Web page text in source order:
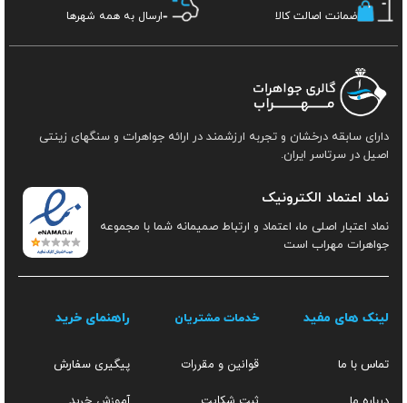
ضمانت اصالت کالا ارسال به همه شهرها
دارای سابقه درخشان و تجربه ارزشمند در ارائه جواهرات و سنگهای زینتی
اصیل در سرتاسر ایران.
نماد اعتماد الکترونیک
نماد اعتبار اصلی ما، اعتماد و ارتباط صمیمانه شما با مجموعه
جواهرات مهراب است
لینک های مفید
تماس با ما
خدمات مشتریان
قوانین و مقررات
راهنمای خرید
پیگیری سفارش